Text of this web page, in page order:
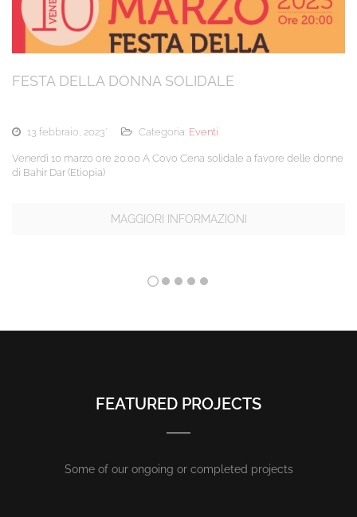
FESTA DELLA DONNA SOLIDALE
13 febbraio, 2023' Categoria: Eventi
Venerdì 10 marzo ore 20:00 A Covo Cena solidale a favore delle donne
di Bahir Dar (Etiopia)
MAGGIORI INFORMAZIONI
FEATURED PROJECTS
Some of our ongoing or completed projects